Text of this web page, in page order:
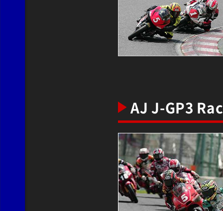
AJ J-GP3